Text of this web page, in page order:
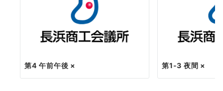
第4 午前午後 × 第1-3 夜間 ×